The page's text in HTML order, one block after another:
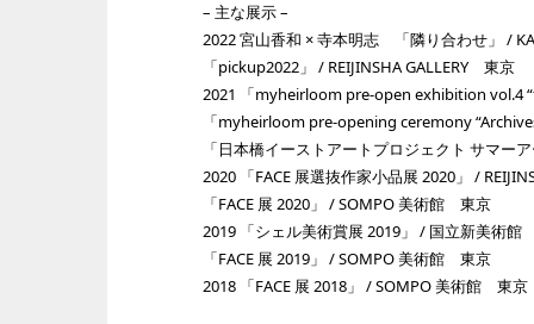
– 主な展示 –
2022 宮山香和 × 寺本明志 「隣り合わせ」 /
「pickup2022」 / REIJINSHA GALLERY 東京
2021 「myheirloom pre-open exhibition vol.4
「myheirloom pre-opening ceremony
「日本橋イーストアートプロジェクト サマ
2020 「FACE 展選抜作家小品展 2020」 /
「FACE 展 2020」 / SOMPO 美術館 東京
2019 「シェル美術賞展 2019」 / 国立新美術
「FACE 展 2019」 / SOMPO 美術館 東京
2018 「FACE 展 2018」 / SOMPO 美術館 東京